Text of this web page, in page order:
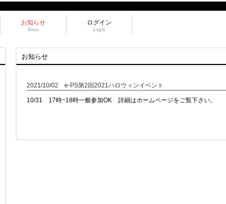
お知らせ
News
ログイン
Login
お知らせ
2021/10/02 e-PS第2回2021ハロウィンイベント
10/31 17時~18時一般参加OK 詳細はホームページをご覧下さい。